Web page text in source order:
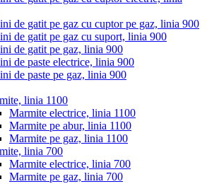
de gatit pe gaz cu cuptor pe gaz, linia 900
de gatit pe gaz cu suport, linia 900
de gatit pe gaz, linia 900
de paste electrice, linia 900
de paste pe gaz, linia 900
linia 1100
Marmite electrice, linia 1100
Marmite pe abur, linia 1100
Marmite pe gaz, linia 1100
linia 700
Marmite electrice, linia 700
Marmite pe gaz, linia 700